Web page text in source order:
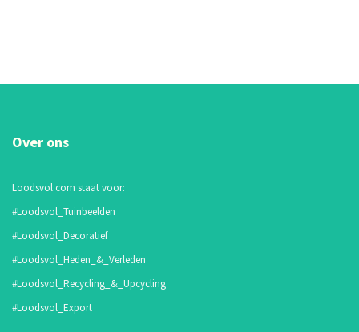
Over ons
Loodsvol.com staat voor:
#Loodsvol_Tuinbeelden
#Loodsvol_Decoratief
#Loodsvol_Heden_&_Verleden
#Loodsvol_Recycling_&_Upcycling
#Loodsvol_Export